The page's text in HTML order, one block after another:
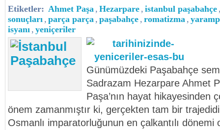
Etiketler: Ahmet Paşa , Hezarpare , istanbul paşabahçe
sonuçları , parça parça , paşabahçe , romatizma ,
isyanı , yeniçeriler
Günümüzdeki Paşabahçe
Sadrazam Hezarpare Ahmet
Paşa’nın hayat hikayesinden
önem zamanmıştır ki, gerçekten tam bir
Osmanlı imparatorluğunun en çalkantılı dönemi